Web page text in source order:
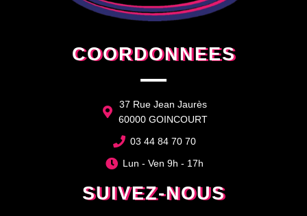
COORDONNEES
37 Rue Jean Jaurès
60000 GOINCOURT
03 44 84 70 70
Lun - Ven 9h - 17h
SUIVEZ-NOUS